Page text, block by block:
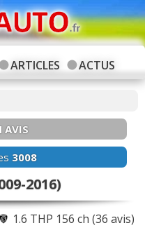
ARTICLES ACTUS
AVIS
3008
2016)
1.6 THP 156 ch (36 avis)